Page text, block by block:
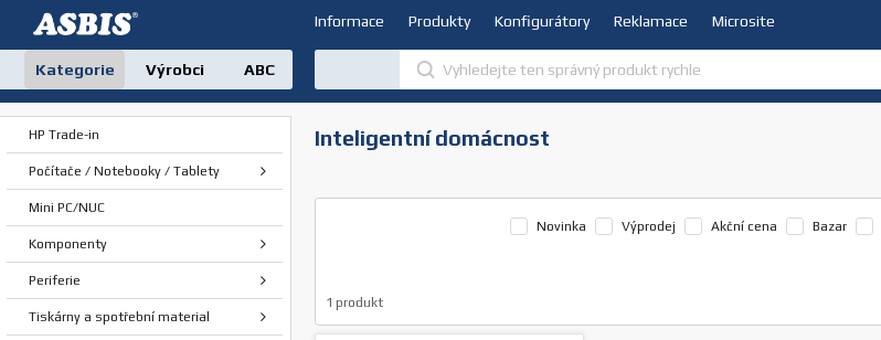
Informace Produkty Konfigurátory Reklamace Microsite
Inteligentní domácnost
Novinka Výprodej Akční cena Bazar
1 produkt
Kategorie Výrobci ABC
HP Trade-in
Počítače / Notebooky / Tablety
Mini PC/NUC
Komponenty
Periferie
Tiskárny a spotřební material